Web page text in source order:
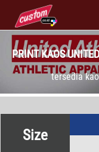
PRINT KAOS
tersedia
Size